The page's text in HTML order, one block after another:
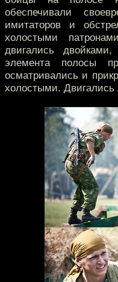
обеспечивали
имитаторов и
холостыми
двигались
элемента полосы
осматривались и
холостыми. Двигались